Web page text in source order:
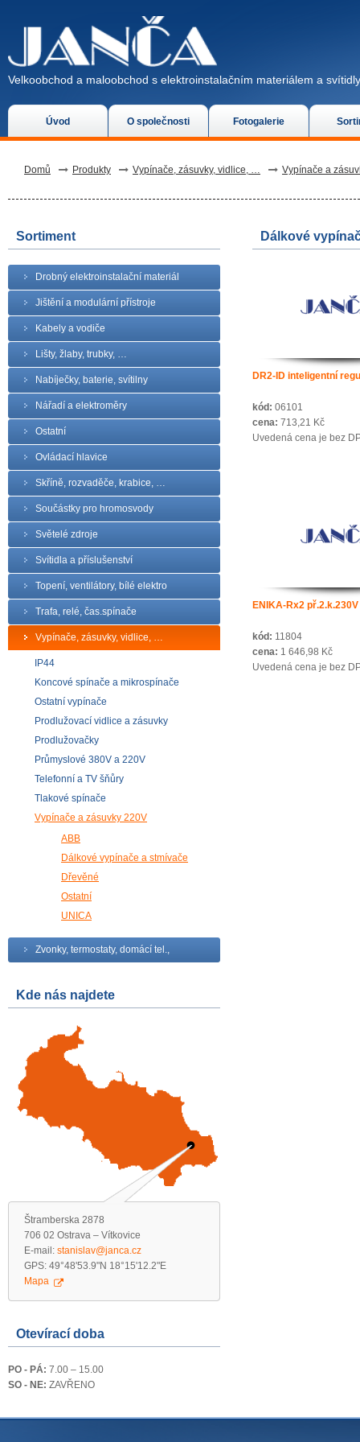
Úvod O společnosti Fotogalerie
Velkoobchod a maloobchod s elektroinstalačním materiálem a
Domů Produkty Vypínače, zásuvky, vidlice, … Vypínače a
Sortiment
Drobný elektroinstalační materiál
Jištění a modulární přístroje
Kabely a vodiče
Lišty, žlaby, trubky, …
Nabíječky, baterie, svítilny
Nářadí a elektroměry
Ostatní
Ovládací hlavice
Skříně, rozvaděče, krabice, …
Součástky pro hromosvody
Světelé zdroje
Svítidla a příslušenství
Topení, ventilátory, bílé elektro
Trafa, relé, čas.spínače
Vypínače, zásuvky, vidlice, …
IP44
Koncové spínače a mikrospínače
Ostatní vypínače
Prodlužovací vidlice a zásuvky
Prodlužovačky
Průmyslové 380V a 220V
Telefonní a TV šňůry
Tlakové spínače
Vypínače a zásuvky 220V
ABB
Dálkové vypínače a stmívače
Dřevěné
Ostatní
UNICA
Zvonky, termostaty, domácí tel.,
Kde nás najdete
Štramberska 2878
706 02 Ostrava – Vítkovice
E-mail: stanislav@janca.cz
GPS: 49°48'53.9"N 18°15'12.2"E
Mapa
Otevírací doba
PO - PÁ: 7.00 – 15.00
SO - NE: ZAVŘENO
Dálkové
DR2-ID inteligentní
kód: 06101
cena: 713,21 Kč
Uvedená cena je bez
ENIKA-Rx2 př.2.k.230V
kód: 11804
cena: 1 646,98 Kč
Uvedená cena je bez